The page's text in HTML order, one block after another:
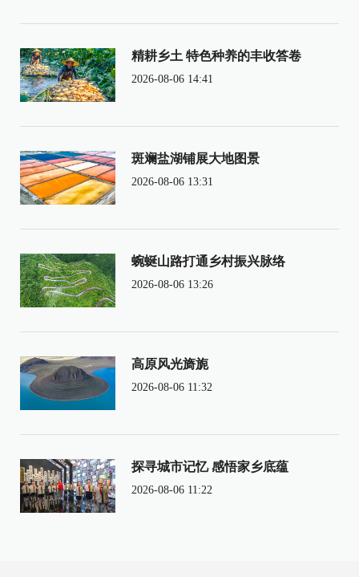
精耕乡土 特色种养的丰收答卷
2026-08-06 14:41
斑斓盐湖铺展大地图景
2026-08-06 13:31
蜿蜒山路打通乡村振兴脉络
2026-08-06 13:26
高原风光旖旎
2026-08-06 11:32
探寻城市记忆 感悟家乡底蕴
2026-08-06 11:22